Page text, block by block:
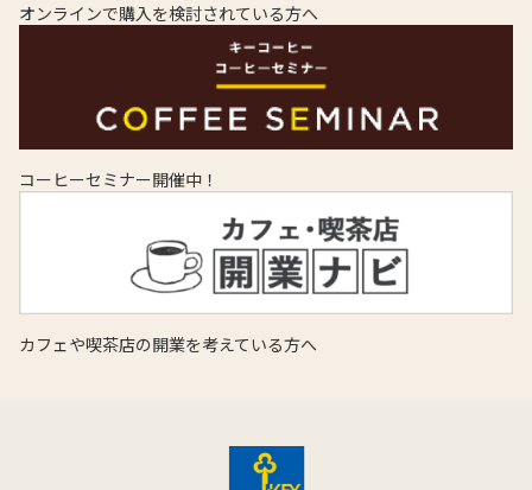
オンラインで購入を検討されている方へ
コーヒーセミナー開催中！
カフェや喫茶店の開業を考えている方へ